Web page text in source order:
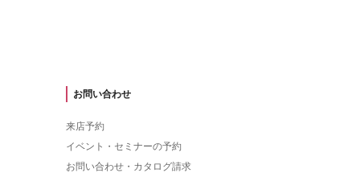
お問い合わせ
来店予約
イベント・セミナーの予約
お問い合わせ・カタログ請求